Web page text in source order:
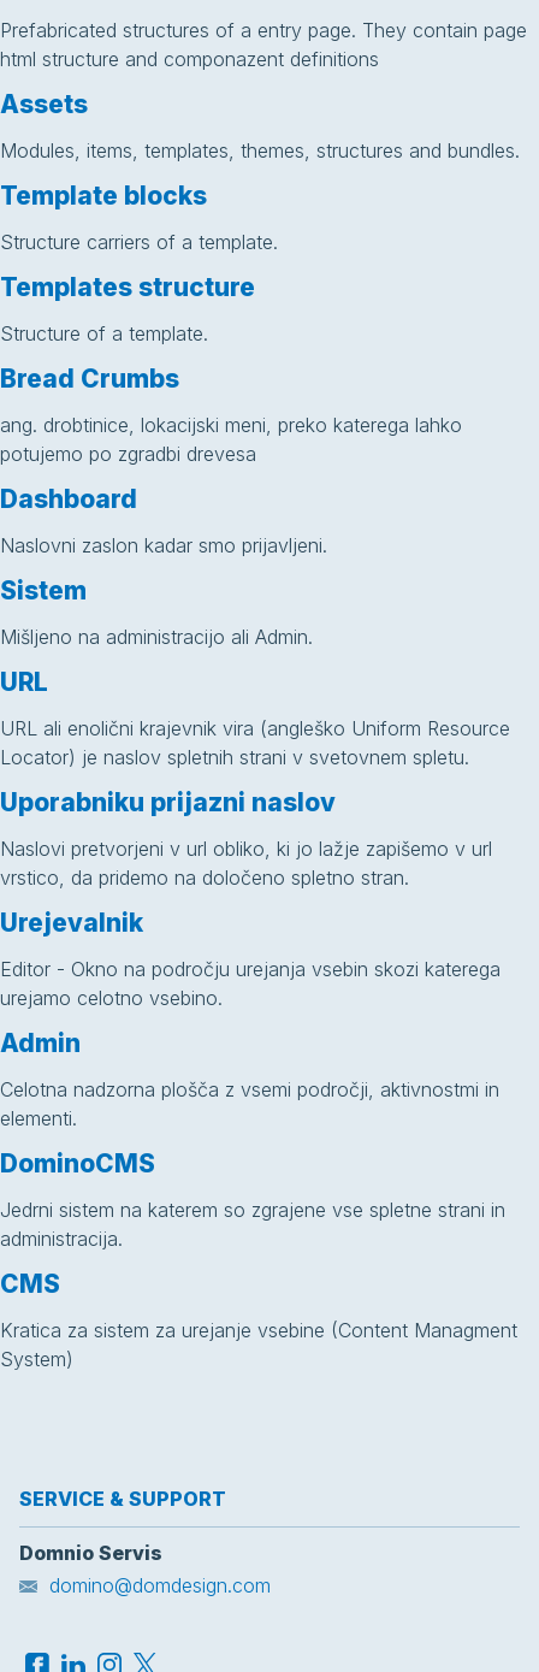
Prefabricated structures of a entry page. They contain page
html structure and componazent definitions
Assets
Modules, items, templates, themes, structures and bundles.
Template blocks
Structure carriers of a template.
Templates structure
Structure of a template.
Bread Crumbs
ang. drobtinice, lokacijski meni, preko katerega lahko
potujemo po zgradbi drevesa
Dashboard
Naslovni zaslon kadar smo prijavljeni.
Sistem
Mišljeno na administracijo ali Admin.
URL
URL ali enolični krajevnik vira (angleško Uniform Resource
Locator) je naslov spletnih strani v svetovnem spletu.
Uporabniku prijazni naslov
Naslovi pretvorjeni v url obliko, ki jo lažje zapišemo v url
vrstico, da pridemo na določeno spletno stran.
Urejevalnik
Editor - Okno na področju urejanja vsebin skozi katerega
urejamo celotno vsebino.
Admin
Celotna nadzorna plošča z vsemi področji, aktivnostmi in
elementi.
DominoCMS
Jedrni sistem na katerem so zgrajene vse spletne strani in
administracija.
CMS
Kratica za sistem za urejanje vsebine (Content Managment
System)
SERVICE & SUPPORT
Domnio Servis
domino@domdesign.com